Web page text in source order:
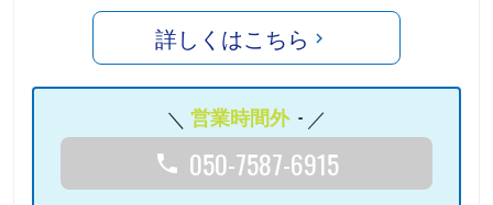
詳しくはこちら
営業時間外 -
050-7587-6915